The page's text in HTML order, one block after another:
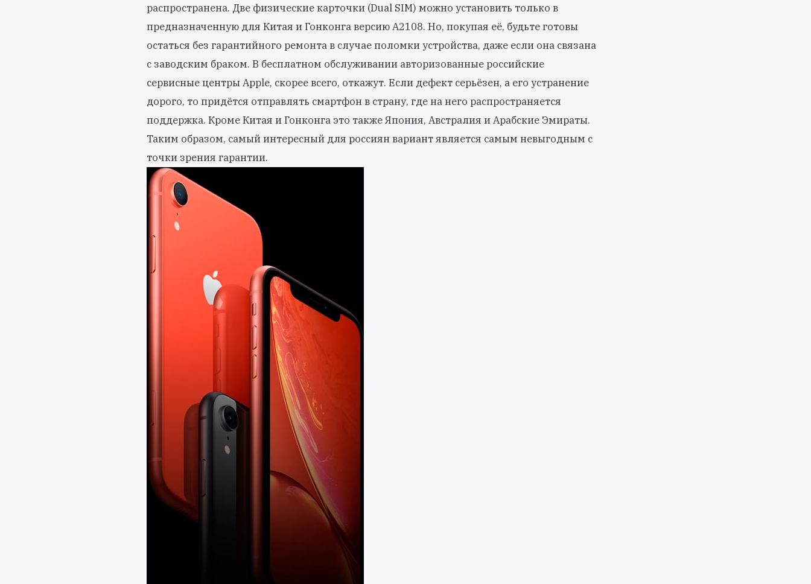
распространена. Две физические карточки (Dual SIM) можно установить только в
предназначенную для Китая и Гонконга версию А2108. Но, покупая её, будьте готовы
остаться без гарантийного ремонта в случае поломки устройства, даже если она связана
с заводским браком. В бесплатном обслуживании авторизованные российские
сервисные центры Apple, скорее всего, откажут. Если дефект серьёзен, а его устранение
дорого, то придётся отправлять смартфон в страну, где на него распространяется
поддержка. Кроме Китая и Гонконга это также Япония, Австралия и Арабские Эмираты.
Таким образом, самый интересный для россиян вариант является самым невыгодным с
точки зрения гарантии.